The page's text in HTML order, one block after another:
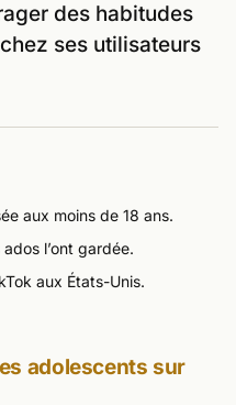
des habitudes
ses utilisateurs
aux moins de 18 ans.
l’ont gardée.
aux États-Unis.
adolescents sur